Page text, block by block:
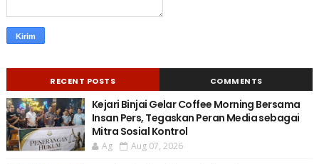
RECENT POSTS COMMENTS
Kejari Binjai Gelar Coffee Morning Bersama
Insan Pers, Tegaskan Peran Media sebagai
Mitra Sosial Kontrol
Ag Aug 07, 2026